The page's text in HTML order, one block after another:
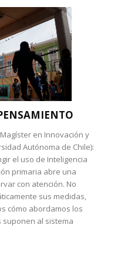
en Innovación y
Autónoma de Chile):
el uso de Inteligencia
primaria abre una
con atención. No
sus medidas,
cómo abordamos los
al sistema